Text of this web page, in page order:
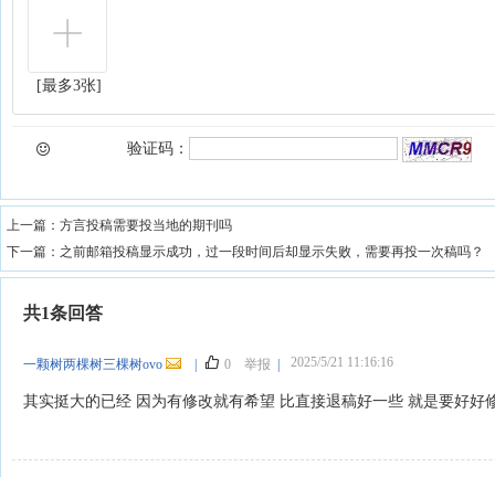
[最多3张]
验证码：
上一篇： 方言投稿需要投当地的期刊吗
下一篇： 之前邮箱投稿显示成功，过一段时间后却显示失败，需要再投一次稿吗？
共1条回答
一颗树两棵树三棵树ovo 0 举报 2025/5/21 11:16:16
其实挺大的已经 因为有修改就有希望 比直接退稿好一些 就是要好好